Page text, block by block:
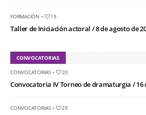
FORMACIÓN • 19
Taller de Iniciación actoral / 8 de agosto de
CONVOCATORIAS
CONVOCATORIAS• 20
Convocatoria IV Torneo de dramaturgia / 16
CONVOCATORIAS• 29